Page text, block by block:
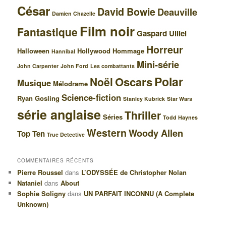
César Damien Chazelle David BowieDeauville
Fantastique Film noirGaspard Ulliel
Halloween Hannibal Hollywood Hommage Horreur
John Carpenter John Ford Les combattants Mini-série
Musique Mélodrame Noël OscarsPolar
Ryan Gosling Science-fiction Stanley Kubrick Star Wars
série anglaise Séries Thriller Todd Haynes
Top Ten True Detective WesternWoody Allen
COMMENTAIRES RÉCENTS
Pierre Roussel dans L’ODYSSÉE de Christopher Nolan
Nataniel dansAbout
Sophie Soligny dans UN PARFAIT INCONNU (A Complete
Unknown)